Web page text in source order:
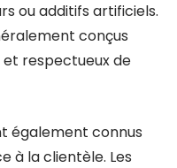
ou additifs artificiels.
conçus
respectueux de
également connus
à la clientèle. Les